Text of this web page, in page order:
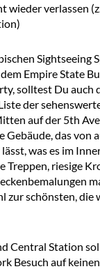
wieder verlassen
Sightseeing
Empire State
solltest Du auch
der
auf der 5th
Gebäude, das von
was es im
Treppen, riesige
zur schönsten, die
Central Station
Besuch auf